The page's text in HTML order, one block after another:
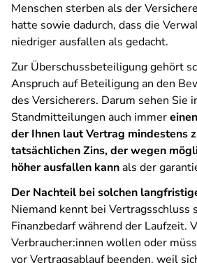
Menschen sterben als der
hatte sowie dadurch, dass die
niedriger ausfallen als gedacht.
Zur Überschussbeteiligung gehört
Anspruch auf Beteiligung an den
des Versicherers. Darum sehen Sie
Standmitteilungen auch immer
der Ihnen laut Vertrag mindestens
tatsächlichen Zins, der wegen
höher ausfallen kannals der
Der Nachteil bei solchen
Niemand kennt bei Vertragsschluss
Finanzbedarf während der Laufzeit.
Verbraucher:innen wollen oder
vor Vertragsablauf beenden, weil